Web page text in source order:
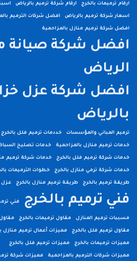
ارقام ترميمات بالخرج ارقام شركة ترميم بالرياض
اسعار شركة ترميم بالرياض افضل شركات الترميم
افضل شركة ترميم منازل بالمزاحمية
افضل شركة صيانة
الرياض
افضل شركة عزل
بالرياض
ترميم المباني والمؤسسات خددمات ترميم فلل بالخرج
خدمات ترميم منازل بالمزاحمية خدمات تصليح
خدمات شركة ترميم فلل بالخرج خدمات شركة ترميم
خدمات شركة ترمي منازل بالخرج خطوات الترميمات
طريقة ترميم بالخرج طريقة ترميم منازل بالخرج عزل
فني ترميم بالخرج فني
مسببات ترميم المنازل مقاول ترميمات بالخرج
مقاول ترميم فلل بالخرج مميزات أعمال ترميم منازل
مميزات ترميمات بالخرج مميزات ترميم فلل بالخرج
مميزات شركات الترميم بالمزاحمية مميزات شركة